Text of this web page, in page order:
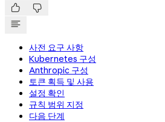
 
사전 요구 사항
Kubernetes 구성
Anthropic 구성
토큰 획득 및 사용
설정 확인
규칙 범위 지정
다음 단계